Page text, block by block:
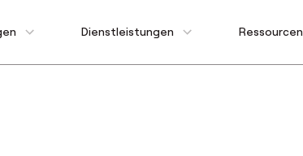
Dienstleistungen Ressourcen